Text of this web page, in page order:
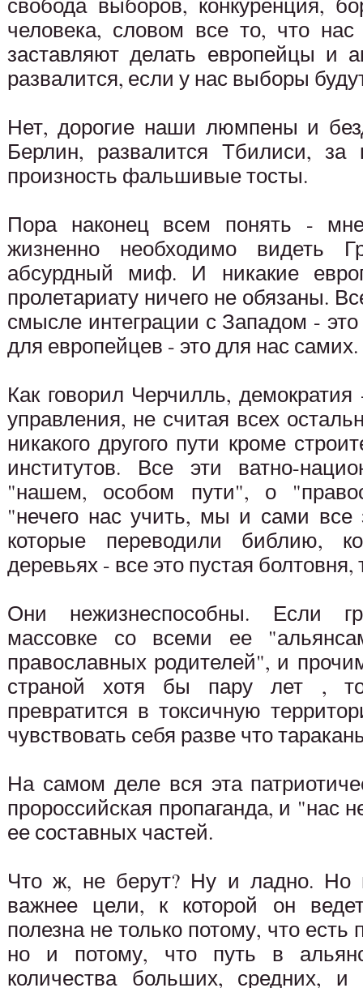
человека, словом все то, что
заставляют делать европейцы и
развалится, если у нас выборы
Нет, дорогие наши люмпены и
Берлин, развалится Тбилиси,
произность фальшивые тосты.
Пора наконец всем понять -
жизненно необходимо
абсурдный миф. И никакие
пролетариату ничего не обязаны.
смысле интеграции с Западом -
для европейцев - это для нас самих.
Как говорил Черчилль,
управления, не считая всех
никакого другого пути кроме
институтов. Все эти ватно-
"нашем, особом пути", о
"нечего нас учить, мы и сами все
которые переводили библию,
деревьях - все это пустая болтовня,
Они нежизнеспособны. Если
массовке со всеми ее
православных родителей", и
страной хотя бы пару лет ,
превратится в токсичную
чувствовать себя разве что
На самом деле вся эта
пророссийская пропаганда, и "нас
ее составных частей.
Что ж, не берут? Ну и ладно. Но
важнее цели, к которой он
полезна не только потому, что есть
но и потому, что путь в
количества больших, средних,